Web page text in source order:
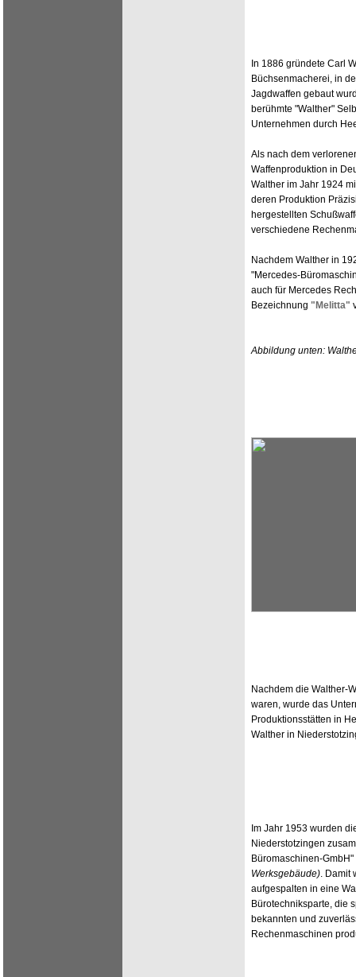
In 1886 gründete Carl
Büchsenmacherei, in
Jagdwaffen gebaut
berühmte "Walther"
Unternehmen durch
Als nach dem
Waffenproduktion in
Walther im Jahr 1924
deren Produktion
hergestellten
verschiedene
Nachdem Walther in
"Mercedes-
auch für Mercedes
Bezeichnung "Melitta"
Abbildung unten:
Nachdem die Walther-
waren, wurde das
Produktionsstätten in
Walther in
Im Jahr 1953 wurden
Niederstotzingen
Büromaschinen-
Werksgebäude). Damit
aufgespalten in eine
Bürotechniksparte, die
bekannten und
Rechenmaschinen